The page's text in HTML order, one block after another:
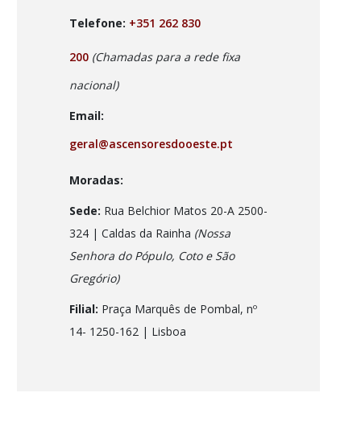
Telefone: +351 262 830
200 (Chamadas para a rede fixa
nacional)
Email:
geral@ascensoresdooeste.pt
Moradas:
Sede: Rua Belchior Matos 20-A 2500-
324 | Caldas da Rainha (Nossa
Senhora do Pópulo, Coto e São
Gregório)
Filial: Praça Marquês de Pombal, nº
14- 1250-162 | Lisboa